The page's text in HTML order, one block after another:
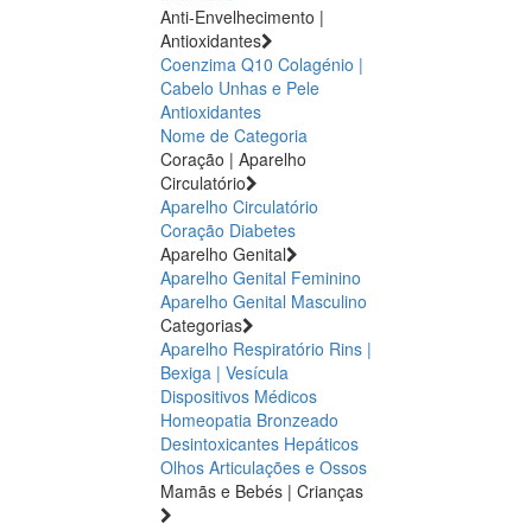
Anti-Envelhecimento |
Antioxidantes
Coenzima Q10 Colagénio |
Cabelo Unhas e Pele
Antioxidantes
Nome de Categoria
Coração | Aparelho
Circulatório
Aparelho Circulatório
Coração Diabetes
Aparelho Genital
Aparelho Genital Feminino
Aparelho Genital Masculino
Categorias
Aparelho Respiratório Rins |
Bexiga | Vesícula
Dispositivos Médicos
Homeopatia Bronzeado
Desintoxicantes Hepáticos
Olhos Articulações e Ossos
Mamãs e Bebés | Crianças